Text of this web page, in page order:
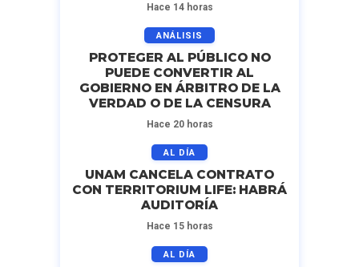
Hace 14 horas
ANÁLISIS
PROTEGER AL PÚBLICO NO
PUEDE CONVERTIR AL
GOBIERNO EN ÁRBITRO DE LA
VERDAD O DE LA CENSURA
Hace 20 horas
AL DÍA
UNAM CANCELA CONTRATO
CON TERRITORIUM LIFE: HABRÁ
AUDITORÍA
Hace 15 horas
AL DÍA